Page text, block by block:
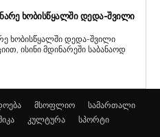
ᲮᲝᲑᲘᲡᲬᲧᲐᲚᲨᲘ ᲓᲔᲓᲐ-ᲨᲕᲘᲚᲘ
ხობისწყალში დედა-შვილი
ისინი მდინარეში საბანაოდ
მსოფლიო
სამართალი
კულტურა სპორტი